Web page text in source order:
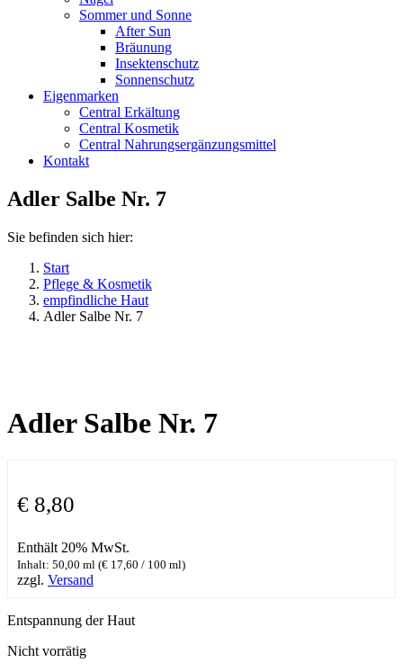
Sommer und Sonne
After Sun
Bräunung
Insektenschutz
Sonnenschutz
Eigenmarken
Central Erkältung
Central Kosmetik
Central Nahrungsergänzungsmittel
Kontakt
Adler Salbe Nr. 7
Sie befinden sich hier:
Start
Pflege & Kosmetik
empfindliche Haut
Adler Salbe Nr. 7
Adler Salbe Nr. 7
€ 8,80
Enthält 20% MwSt.
Inhalt: 50,00 ml (€ 17,60 / 100 ml)
zzgl. Versand
Entspannung der Haut
Nicht vorrätig